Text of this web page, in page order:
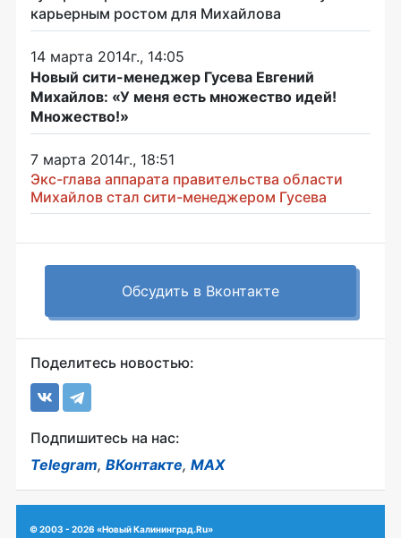
карьерным ростом для Михайлова
14 марта 2014г., 14:05
Новый сити-менеджер Гусева Евгений
Михайлов: «У меня есть множество идей!
Множество!»
7 марта 2014г., 18:51
Экс-глава аппарата правительства области
Михайлов стал сити-менеджером Гусева
Обсудить в Вконтакте
Поделитесь новостью:
Подпишитесь на нас:
Telegram, ВКонтакте, MAX
© 2003 - 2026 «Новый Калининград.Ru»